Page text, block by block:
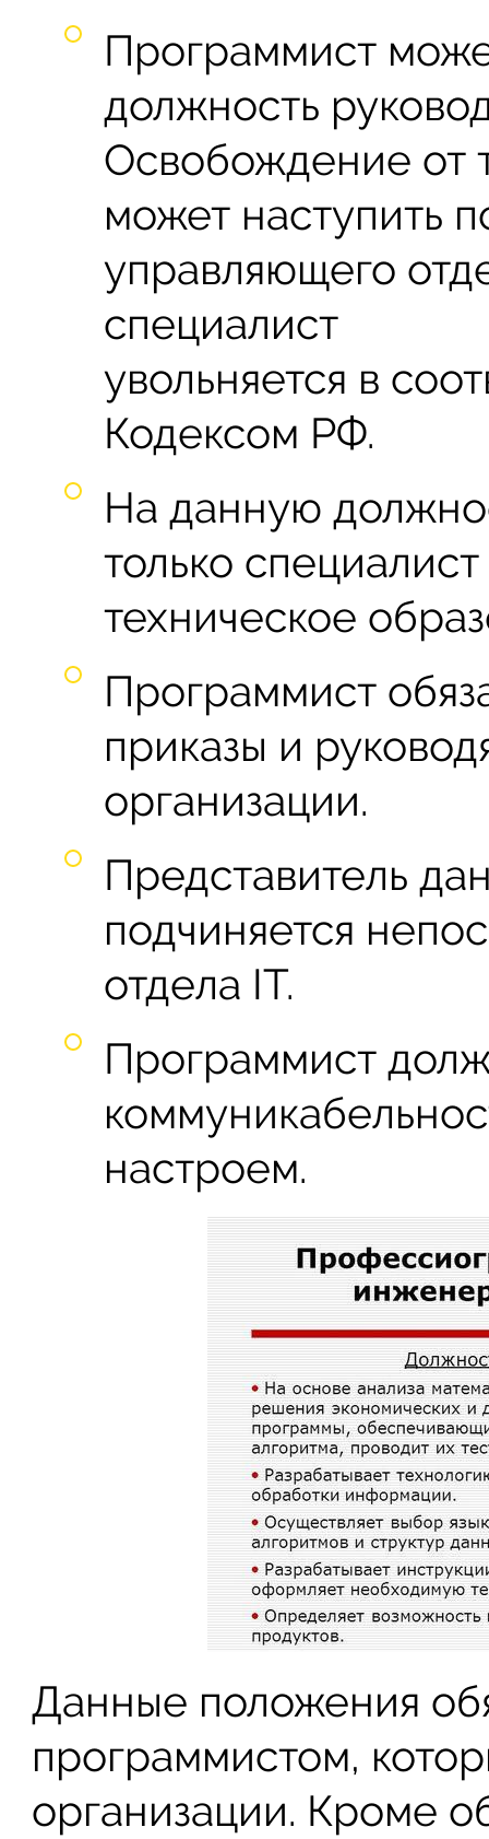
Программист
должность
Освобождение от
может наступить
управляющего
специалист
увольняется в
Кодексом РФ.
На данную
только
техническое
Программист
приказы и
организации.
Представитель
подчиняется
отдела IT.
Программист
настроем.
Данные положения
программистом,
организации. Кроме